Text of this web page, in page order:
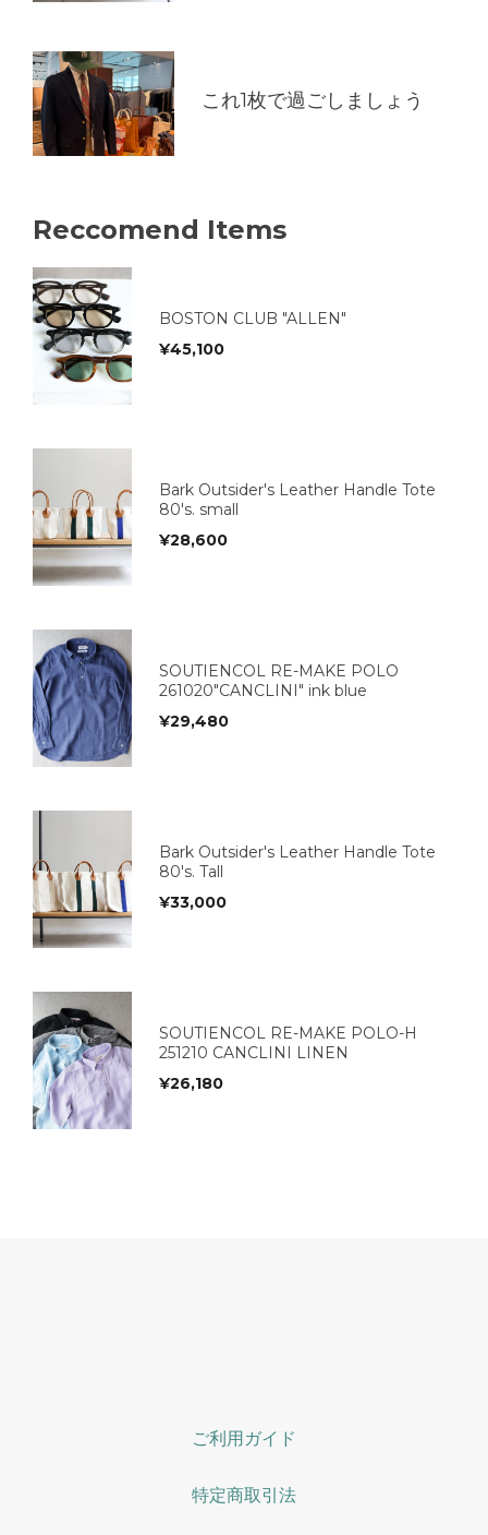
これ1枚で過ごしましょう
Reccomend Items
BOSTON CLUB "ALLEN"
¥45,100
Bark Outsider's Leather Handle Tote
80's. small
¥28,600
SOUTIENCOL RE-MAKE POLO
261020"CANCLINI" ink blue
¥29,480
Bark Outsider's Leather Handle Tote
80's. Tall
¥33,000
SOUTIENCOL RE-MAKE POLO-H
251210 CANCLINI LINEN
¥26,180
ご利用ガイド
特定商取引法